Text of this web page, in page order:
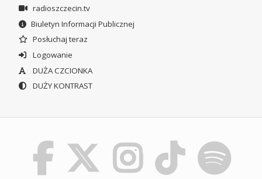
radioszczecin.tv
Biuletyn Informacji Publicznej
Posłuchaj teraz
Logowanie
DUŻA CZCIONKA
DUŻY KONTRAST